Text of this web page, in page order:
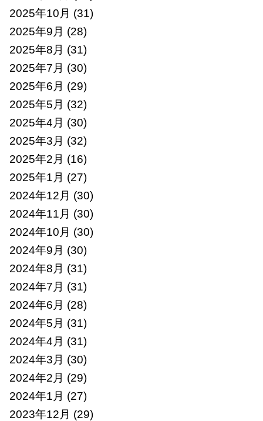
2025年10月 (31)
2025年9月 (28)
2025年8月 (31)
2025年7月 (30)
2025年6月 (29)
2025年5月 (32)
2025年4月 (30)
2025年3月 (32)
2025年2月 (16)
2025年1月 (27)
2024年12月 (30)
2024年11月 (30)
2024年10月 (30)
2024年9月 (30)
2024年8月 (31)
2024年7月 (31)
2024年6月 (28)
2024年5月 (31)
2024年4月 (31)
2024年3月 (30)
2024年2月 (29)
2024年1月 (27)
2023年12月 (29)